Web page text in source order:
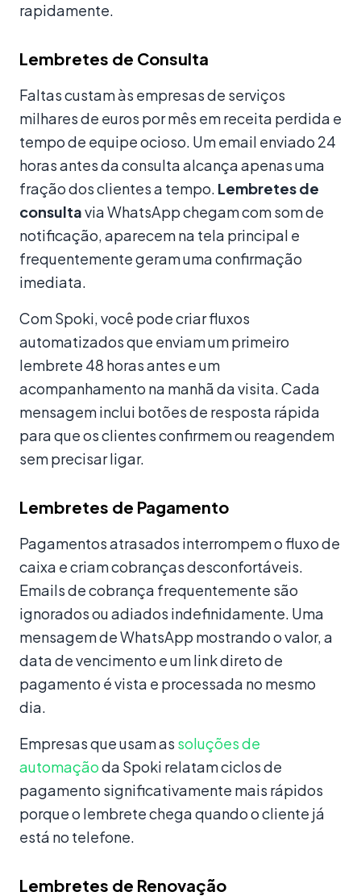
rapidamente.
Lembretes de Consulta
Faltas custam às empresas de serviços
milhares de euros por mês em receita perdida e
tempo de equipe ocioso. Um email enviado 24
horas antes da consulta alcança apenas uma
fração dos clientes a tempo. Lembretes de
consultavia WhatsApp chegam com som de
notificação, aparecem na tela principal e
frequentemente geram uma confirmação
imediata.
Com Spoki, você pode criar fluxos
automatizados que enviam um primeiro
lembrete 48 horas antes e um
acompanhamento na manhã da visita. Cada
mensagem inclui botões de resposta rápida
para que os clientes confirmem ou reagendem
sem precisar ligar.
Lembretes de Pagamento
Pagamentos atrasados interrompem o fluxo de
caixa e criam cobranças desconfortáveis.
Emails de cobrança frequentemente são
ignorados ou adiados indefinidamente. Uma
mensagem de WhatsApp mostrando o valor, a
data de vencimento e um link direto de
pagamento é vista e processada no mesmo
dia.
Empresas que usam as soluções de
automaçãoda Spoki relatam ciclos de
pagamento significativamente mais rápidos
porque o lembrete chega quando o cliente já
está no telefone.
Lembretes de Renovação